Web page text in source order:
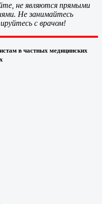
не являются прямыми
Не занимайтесь
с врачом!
в частных медицинских